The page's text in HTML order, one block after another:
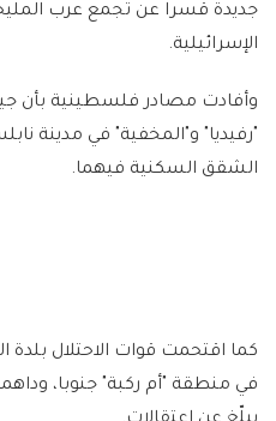
جديدة قسرا عن تجمع عرب
الإسرائيلية.
وأفادت مصادر فلسطينية بأن
"رفيديا" و"المخفية" في مدينة
الشقق السكنية فيهما.
كما اقتحمت قوات الاحتلال
في منطقة "أم ركبة" جنوبا،